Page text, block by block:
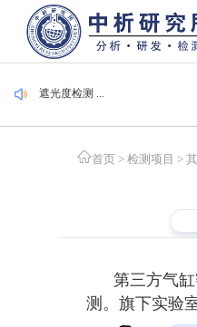
毛刷检测 ...
集装袋检测 ...
遮光度检测 ...
首页 > 检测项目 >
第三方气
测。旗下实验